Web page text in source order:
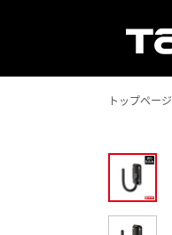
トップページ